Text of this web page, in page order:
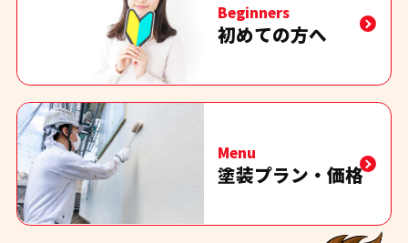
Beginners
初めての方へ
Menu
塗装プラン・価格